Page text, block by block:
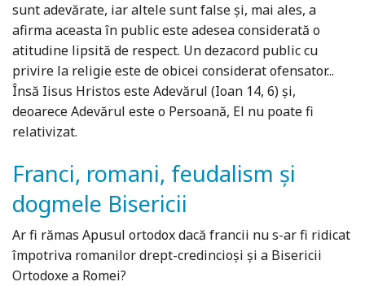
sunt adevărate, iar altele sunt false și, mai ales, a
afirma aceasta în public este adesea considerată o
atitudine lipsită de respect. Un dezacord public cu
privire la religie este de obicei considerat ofensator...
Însă Iisus Hristos este Adevărul (Ioan 14, 6) și,
deoarece Adevărul este o Persoană, El nu poate fi
relativizat.
Franci, romani, feudalism și
dogmele Bisericii
Ar fi rămas Apusul ortodox dacă francii nu s-ar fi ridicat
împotriva romanilor drept-credincioşi şi a Bisericii
Ortodoxe a Romei?